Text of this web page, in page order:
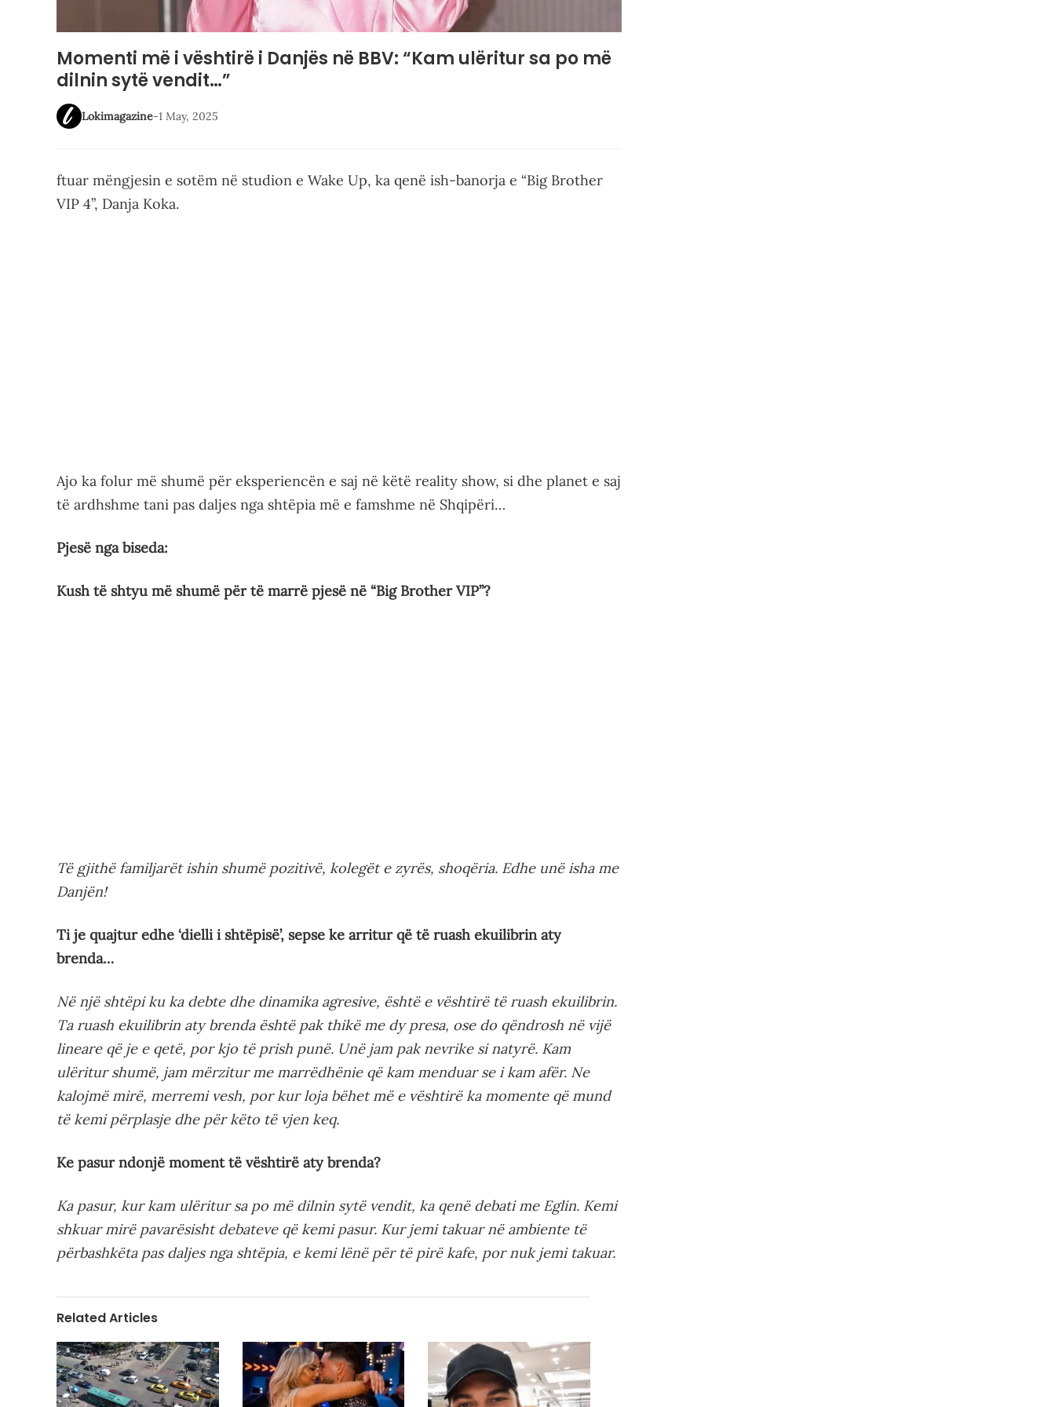
Momenti më i vështirë i Danjës në BBV: “Kam ulëritur sa po më
dilnin sytë vendit…”
Lokimagazine-1 May, 2025
ftuar mëngjesin e sotëm në studion e Wake Up, ka qenë ish-banorja e “Big Brother
VIP 4”, Danja Koka.
Ajo ka folur më shumë për eksperiencën e saj në këtë reality show, si dhe planet e saj
të ardhshme tani pas daljes nga shtëpia më e famshme në Shqipëri…
Pjesë nga biseda:
Kush të shtyu më shumë për të marrë pjesë në “Big Brother VIP”?
Të gjithë familjarët ishin shumë pozitivë, kolegët e zyrës, shoqëria. Edhe unë isha me
Danjën!
Ti je quajtur edhe ‘dielli i shtëpisë’, sepse ke arritur që të ruash ekuilibrin aty
brenda…
Në një shtëpi ku ka debte dhe dinamika agresive, është e vështirë të ruash ekuilibrin.
Ta ruash ekuilibrin aty brenda është pak thikë me dy presa, ose do qëndrosh në vijë
lineare që je e qetë, por kjo të prish punë. Unë jam pak nevrike si natyrë. Kam
ulëritur shumë, jam mërzitur me marrëdhënie që kam menduar se i kam afër. Ne
kalojmë mirë, merremi vesh, por kur loja bëhet më e vështirë ka momente që mund
të kemi përplasje dhe për këto të vjen keq.
Ke pasur ndonjë moment të vështirë aty brenda?
Ka pasur, kur kam ulëritur sa po më dilnin sytë vendit, ka qenë debati me Eglin. Kemi
shkuar mirë pavarësisht debateve që kemi pasur. Kur jemi takuar në ambiente të
përbashkëta pas daljes nga shtëpia, e kemi lënë për të pirë kafe, por nuk jemi takuar.
Related Articles